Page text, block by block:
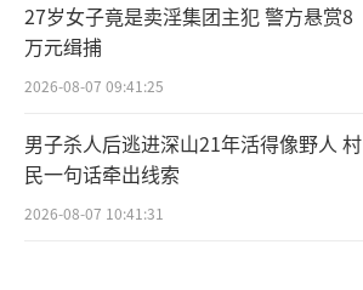
27岁女子竟是卖淫集团主犯 警方悬赏8
万元缉捕
2026-08-07 09:41:25
男子杀人后逃进深山21年活得像野人 村
民一句话牵出线索
2026-08-07 10:41:31